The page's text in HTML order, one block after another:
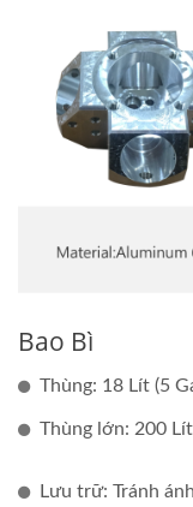
Bao Bì
Thùng: 18 Lít (5
Thùng lớn: 200
Lưu trữ: Tránh